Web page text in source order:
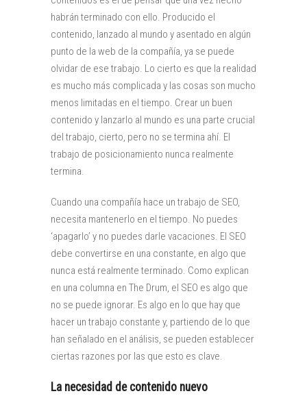
habrán terminado con ello. Producido el
contenido, lanzado al mundo y asentado en algún
punto de la web de la compañía, ya se puede
olvidar de ese trabajo. Lo cierto es que la realidad
es mucho más complicada y las cosas son mucho
menos limitadas en el tiempo. Crear un buen
contenido y lanzarlo al mundo es una parte crucial
del trabajo, cierto, pero no se termina ahí. El
trabajo de posicionamiento nunca realmente
termina.
Cuando una compañía hace un trabajo de SEO,
necesita mantenerlo en el tiempo. No puedes
‘apagarlo’ y no puedes darle vacaciones. El SEO
debe convertirse en una constante, en algo que
nunca está realmente terminado. Como explican
en una columna en The Drum, el SEO es algo que
no se puede ignorar. Es algo en lo que hay que
hacer un trabajo constante y, partiendo de lo que
han señalado en el análisis, se pueden establecer
ciertas razones por las que esto es clave.
La necesidad de contenido nuevo